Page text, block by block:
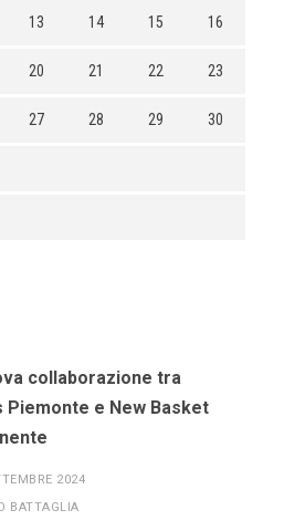
13 14 15 16
20 21 22 23
27 28 29 30
collaborazione tra
Piemonte e New Basket
2024
BATTAGLIA